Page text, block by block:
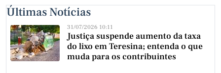
Últimas Notícias
31/07/2026 10:11
Justiça suspende aumento da taxa
do lixo em Teresina; entenda o que
muda para os contribuintes